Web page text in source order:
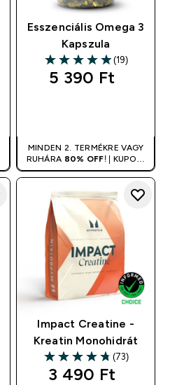
Esszenciális Omega 3
Kapszula
4.95 out of 5 stars
(19)
5 390 Ft‎
MINDEN 2. TERMÉKRE VAGY
RUHÁRA 80% OFF! | KUPON:
DUPLA
Impact Creatine -
Kreatin Monohidrát
4.78 out of 5 stars
(73)
3 490 Ft‎